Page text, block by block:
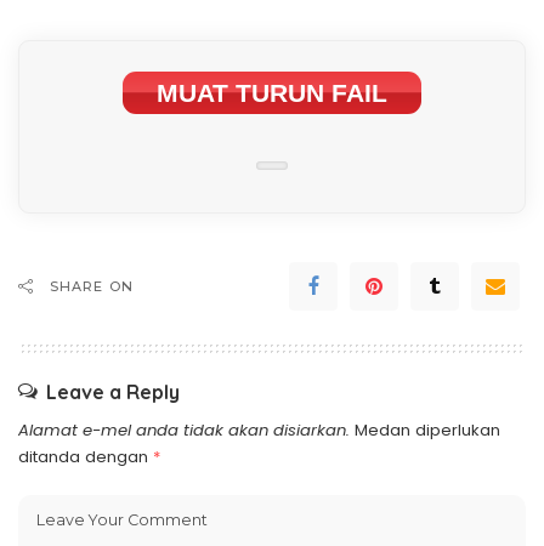
MUAT TURUN FAIL
SHARE ON
Leave a Reply
Alamat e-mel anda tidak akan disiarkan. Medan diperlukan
ditanda dengan *